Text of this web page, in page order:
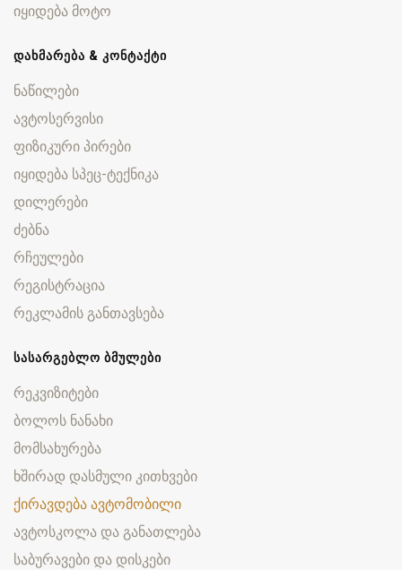
იყიდება მოტო
ᲓᲐᲮᲛᲐᲠᲔᲑᲐ & ᲙᲝᲜᲢᲐᲥᲢᲘ
ნაწილები
ავტოსერვისი
ფიზიკური პირები
იყიდება სპეც-ტექნიკა
დილერები
ძებნა
რჩეულები
რეგისტრაცია
რეკლამის განთავსება
ᲡᲐᲡᲐᲠᲒᲔᲑᲚᲝ ᲑᲛᲣᲚᲔᲑᲘ
რეკვიზიტები
ბოლოს ნანახი
მომსახურება
ხშირად დასმული კითხვები
ქირავდება ავტომობილი
ავტოსკოლა და განათლება
საბურავები და დისკები